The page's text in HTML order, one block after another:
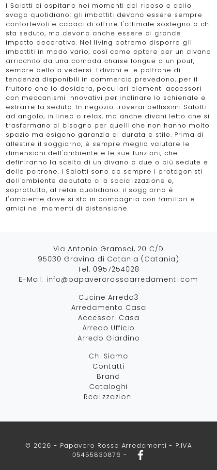
I Salotti ci ospitano nei momenti del riposo e dello
svago quotidiano: gli imbottiti devono essere sempre
confortevoli e capaci di offrire l'ottimale sostegno a chi
sta seduto, ma devono anche essere di grande
impatto decorativo. Nel living potremo disporre gli
imbottiti in modo vario, così come optare per un divano
arricchito da una comoda chaise longue o un pouf,
sempre bello a vedersi. I divani e le poltrone di
tendenza disponibili in commercio prevedono, per il
fruitore che lo desidera, peculiari elementi accessori
con meccanismi innovativi per inclinare lo schienale e
estrarre la seduta. In negozio troverai bellissimi Salotti
ad angolo, in linea o relax, ma anche divani letto che si
trasformano al bisogno per quelli che non hanno molto
spazio ma esigono garanzia di durata e stile. Prima di
allestire il soggiorno, è sempre meglio valutare le
dimensioni dell'ambiente e le sue funzioni, che
definiranno la scelta di un divano a due o più sedute e
delle poltrone. I Salotti sono da sempre i protagonisti
dell'ambiente deputato alla socializzazione e,
soprattutto, al relax quotidiano: il soggiorno è
l'ambiente dove si sta in compagnia con familiari e
amici nei momenti di distensione.
Via Antonio Gramsci, 20 C/D
95030 Gravina di Catania (Catania)
Tel: 0957254028
E-Mail: info@papaverorossoarredamenti.com
Cucine Arredo3
Arredamento Casa
Accessori Casa
Arredo Ufficio
Arredo Giardino
Chi Siamo
Contatti
Brand
Cataloghi
Realizzazioni
© 2026 - Papavero Rosso Arredamenti - P.IVA
05455830876 -